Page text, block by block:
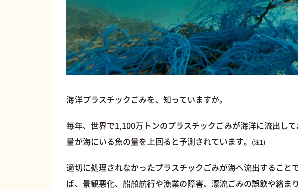
海洋プラスチックごみを、知っていますか。
毎年、世界で1,100万トンのプラスチックごみが海洋に流出し
量が海にいる魚の量を上回ると予測されています。
(注1)
適切に処理されなかったプラスチックごみが海へ流出すること
ば、景観悪化、船舶航行や漁業の障害、漂流ごみの誤飲や絡ま